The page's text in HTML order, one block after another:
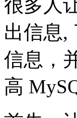
很多人
出信息,
信息，
高